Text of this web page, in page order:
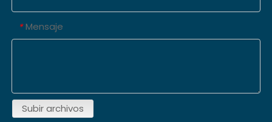
* Mensaje
Subir archivos